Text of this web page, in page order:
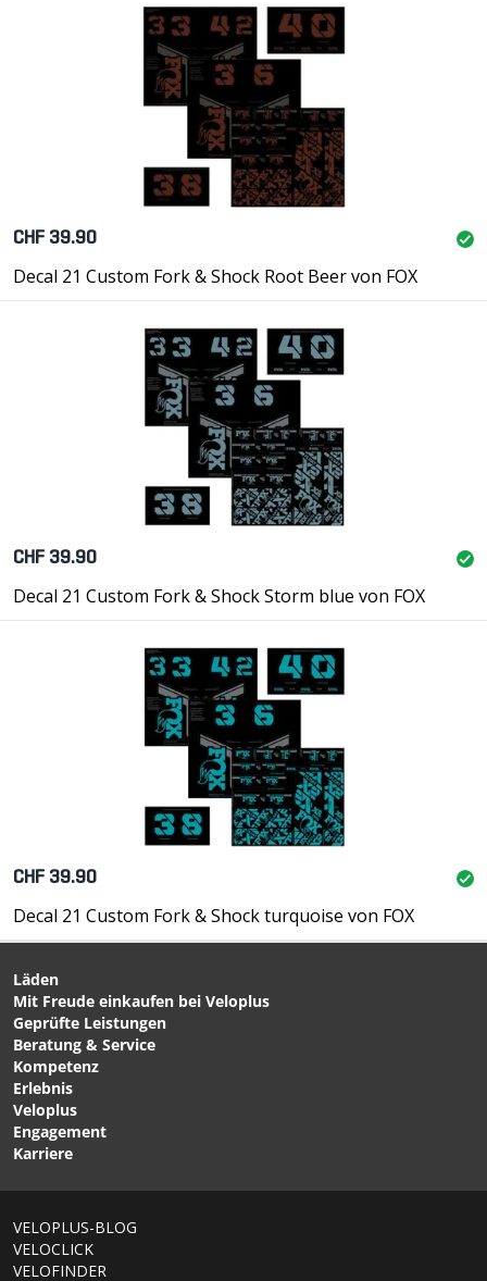
CHF 39.90
Decal 21 Custom Fork & Shock Root Beer von FOX
CHF 39.90
Decal 21 Custom Fork & Shock Storm blue von FOX
CHF 39.90
Decal 21 Custom Fork & Shock turquoise von FOX
Läden
Mit Freude einkaufen bei Veloplus
Geprüfte Leistungen
Beratung & Service
Kompetenz
Erlebnis
Veloplus
Engagement
Karriere
VELOPLUS-BLOG
VELOCLICK
VELOFINDER